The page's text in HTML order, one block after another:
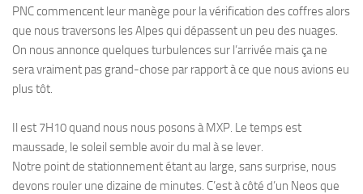
PNC commencent leur manège pour la vérification des coffres alors
que nous traversons les Alpes qui dépassent un peu des nuages.
On nous annonce quelques turbulences sur l’arrivée mais ça ne
sera vraiment pas grand-chose par rapport à ce que nous avions eu
plus tôt.
Il est 7H10 quand nous nous posons à MXP. Le temps est
maussade, le soleil semble avoir du mal à se lever.
Notre point de stationnement étant au large, sans surprise, nous
devons rouler une dizaine de minutes. C’est à côté d’un Neos que